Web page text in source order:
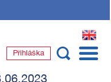
EN
Přihláška